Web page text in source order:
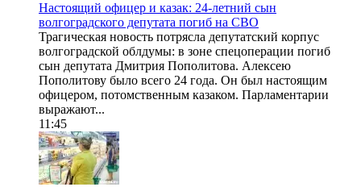
Настоящий офицер и казак: 24-летний сын
волгоградского депутата погиб на СВО
Трагическая новость потрясла депутатский корпус
волгоградской облдумы: в зоне спецоперации погиб
сын депутата Дмитрия Пополитова. Алексею
Пополитову было всего 24 года. Он был настоящим
офицером, потомственным казаком. Парламентарии
выражают...
11:45